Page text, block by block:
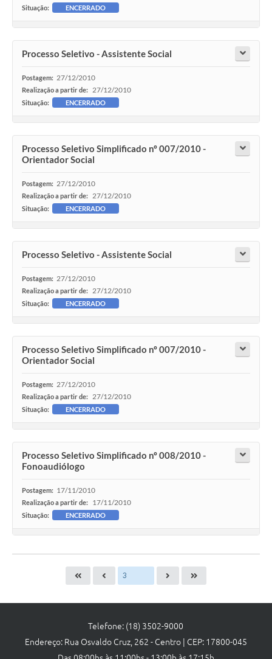
Situação: ENCERRADO
Processo Seletivo - Assistente Social
Postagem: 27/12/2010
Realização a partir de: 27/12/2010
Situação: ENCERRADO
Processo Seletivo Simplificado nº 007/2010 -
Orientador Social
Postagem: 27/12/2010
Realização a partir de: 27/12/2010
Situação: ENCERRADO
Processo Seletivo - Assistente Social
Postagem: 27/12/2010
Realização a partir de: 27/12/2010
Situação: ENCERRADO
Processo Seletivo Simplificado nº 007/2010 -
Orientador Social
Postagem: 27/12/2010
Realização a partir de: 27/12/2010
Situação: ENCERRADO
Processo Seletivo Simplificado nº 008/2010 -
Fonoaudiólogo
Postagem: 17/11/2010
Realização a partir de: 17/11/2010
Situação: ENCERRADO
Telefone: (18) 3502-9000
Endereço: Rua Osvaldo Cruz, 262 - Centro | CEP: 17800-045